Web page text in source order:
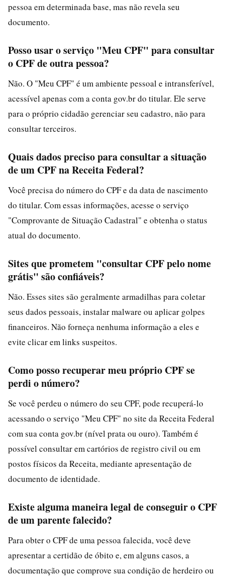
pessoa em determinada base, mas não revela seu
documento.
Posso usar o serviço "Meu CPF" para consultar
o CPF de outra pessoa?
Não. O "Meu CPF" é um ambiente pessoal e intransferível,
acessível apenas com a conta gov.br do titular. Ele serve
para o próprio cidadão gerenciar seu cadastro, não para
consultar terceiros.
Quais dados preciso para consultar a situação
de um CPF na Receita Federal?
Você precisa do número do CPF e da data de nascimento
do titular. Com essas informações, acesse o serviço
"Comprovante de Situação Cadastral" e obtenha o status
atual do documento.
Sites que prometem "consultar CPF pelo nome
grátis" são confiáveis?
Não. Esses sites são geralmente armadilhas para coletar
seus dados pessoais, instalar malware ou aplicar golpes
financeiros. Não forneça nenhuma informação a eles e
evite clicar em links suspeitos.
Como posso recuperar meu próprio CPF se
perdi o número?
Se você perdeu o número do seu CPF, pode recuperá-lo
acessando o serviço "Meu CPF" no site da Receita Federal
com sua conta gov.br (nível prata ou ouro). Também é
possível consultar em cartórios de registro civil ou em
postos físicos da Receita, mediante apresentação de
documento de identidade.
Existe alguma maneira legal de conseguir o CPF
de um parente falecido?
Para obter o CPF de uma pessoa falecida, você deve
apresentar a certidão de óbito e, em alguns casos, a
documentação que comprove sua condição de herdeiro ou